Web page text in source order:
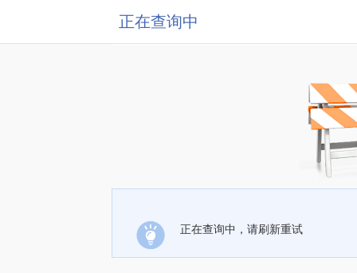
正在查询中
正在查询中，请刷新重试